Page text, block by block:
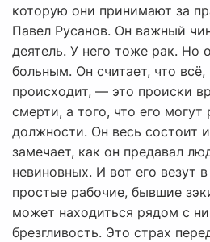
которую они принимают за
Павел Русанов. Он важный
деятель. У него тоже рак. Но
больным. Он считает, что всё,
происходит, — это происки
смерти, а того, что его могут
должности. Он весь состоит
замечает, как он предавал
невиновных. И вот его везут
простые рабочие, бывшие
может находиться рядом с
брезгливость. Это страх